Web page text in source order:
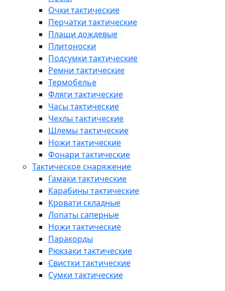
Очки тактические
Перчатки тактические
Плащи дождевые
Плитоноски
Подсумки тактические
Ремни тактические
Термобелье
Фляги тактические
Часы тактические
Чехлы тактические
Шлемы тактические
Ножи тактические
Фонари тактические
Тактическое снаряжение
Гамаки тактические
Карабины тактические
Кровати складные
Лопаты саперные
Ножи тактические
Паракорды
Рюкзаки тактические
Свистки тактические
Сумки тактические